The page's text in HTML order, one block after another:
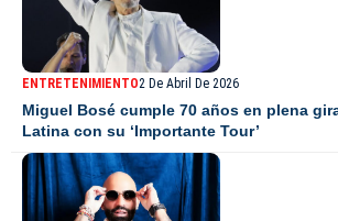
ENTRETENIMIENTO2 De Abril De 2026
Miguel Bosé cumple 70 años en plena
Latina con su ‘Importante Tour’